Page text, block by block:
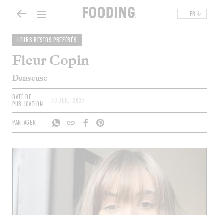
FR
LEURS RESTOS PRÉFÉRÉS
Fleur Copin
Danseuse
DATE DE
PUBLICATION
10 JUIL. 2020
PARTAGER